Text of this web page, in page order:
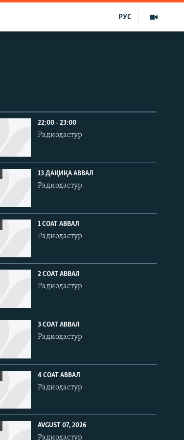
РУС
22:00 - 23:00
Радиодастур
13 ДАҚИҚА АВВАЛ
Радиодастур
1 СОАТ АВВАЛ
Радиодастур
2 СОАТ АВВАЛ
Радиодастур
3 СОАТ АВВАЛ
Радиодастур
4 СОАТ АВВАЛ
Радиодастур
AVGUST 07, 2026
Радиодастур